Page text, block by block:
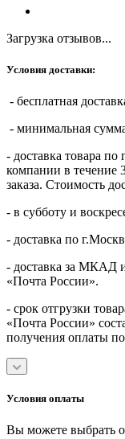
Загрузка отзывов...
Условия доставки:
- бесплатная
- минимальная
- доставка товара по
компании в течение
заказа. Стоимость
- в субботу и
- доставка по
- доставка за МКАД
«Почта России».
- срок отгрузки
«Почта России»
получения оплаты
Условия оплаты
Вы можете выбрать